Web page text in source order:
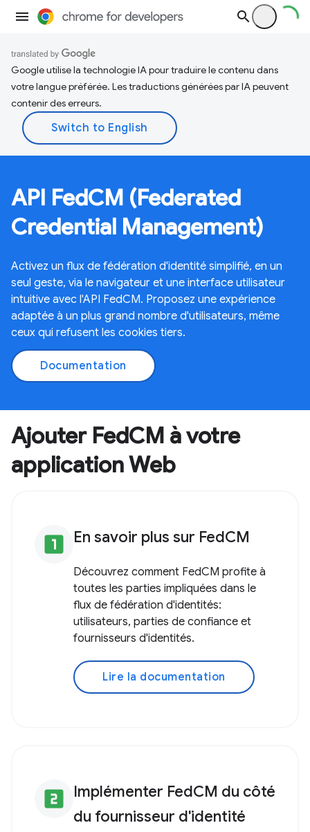
Google utilise la technologie IA pour traduire le contenu dans
votre langue préférée. Les traductions générées par IA peuvent
contenir des erreurs.
API FedCM (Federated
Credential Management)
Activez un flux de fédération d'identité simplifié, en un
seul geste, via le navigateur et une interface utilisateur
intuitive avec l'API FedCM. Proposez une expérience
adaptée à un plus grand nombre d'utilisateurs, même
ceux qui refusent les cookies tiers.
Documentation
Ajouter FedCM à votre
application Web
looks_one En savoir plus sur FedCM
Découvrez comment FedCM profite à
toutes les parties impliquées dans le
flux de fédération d'identités:
utilisateurs, parties de confiance et
fournisseurs d'identités.
Lire la documentation
looks_two Implémenter FedCM du côté
du fournisseur d'identité